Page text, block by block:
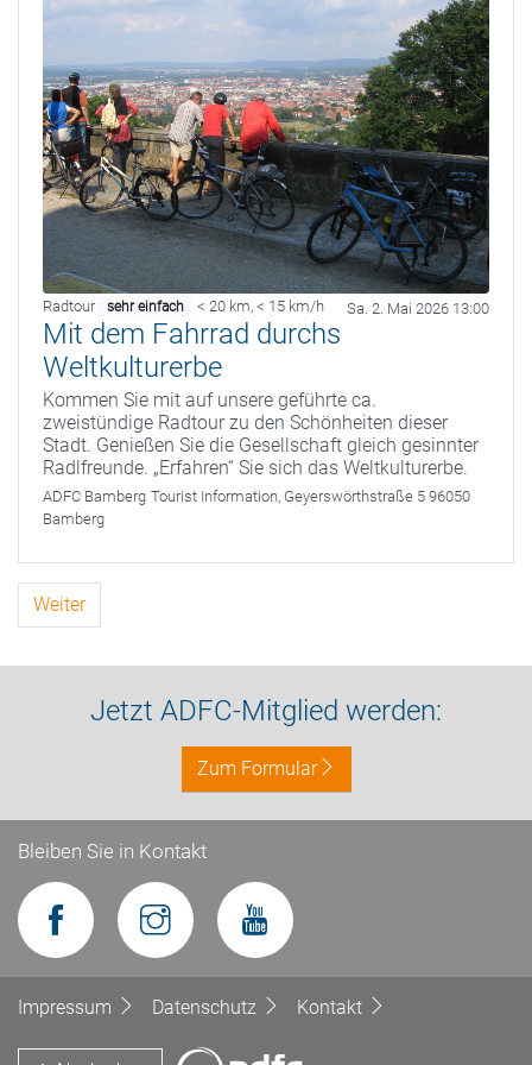
Radtour sehr einfach < 20 km, < 15 km/h Sa. 2. Mai 2026 13:00
Mit dem Fahrrad durchs
Weltkulturerbe
Kommen Sie mit auf unsere geführte ca.
zweistündige Radtour zu den Schönheiten dieser
Stadt. Genießen Sie die Gesellschaft gleich gesinnter
Radlfreunde. „Erfahren“ Sie sich das Weltkulturerbe.
ADFC Bamberg Tourist Information, Geyerswörthstraße 5 96050
Bamberg
Weiter
Jetzt ADFC-Mitglied werden:
Zum Formular
Bleiben Sie in Kontakt
Impressum Datenschutz Kontakt